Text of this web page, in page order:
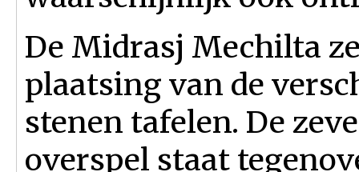
De Midrasj Mechilta
plaatsing van de
stenen tafelen. De
overspel staat